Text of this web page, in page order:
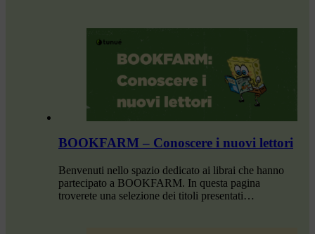
BOOKFARM – Conoscere i nuovi lettori
Benvenuti nello spazio dedicato ai librai che hanno
partecipato a BOOKFARM. In questa pagina
troverete una selezione dei titoli presentati…